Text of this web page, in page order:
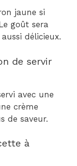
jaune si
goût sera
délicieux.
de servir
avec une
crème
de saveur.
à